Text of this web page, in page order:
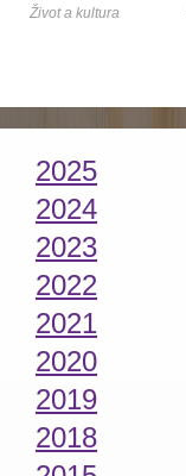
2025
2024
2023
2022
2021
2020
2019
2018
Život a kultura